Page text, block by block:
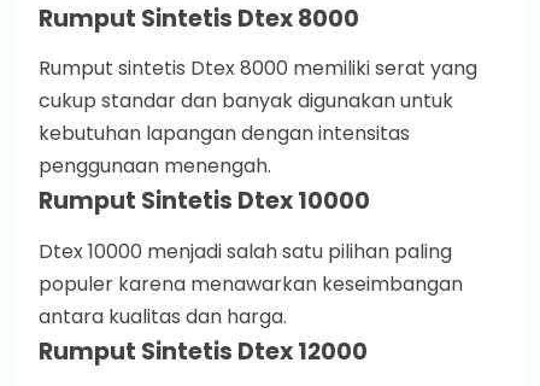
Rumput Sintetis Dtex 8000
Rumput sintetis Dtex 8000 memiliki serat yang
cukup standar dan banyak digunakan untuk
kebutuhan lapangan dengan intensitas
penggunaan menengah.
Rumput Sintetis Dtex 10000
Dtex 10000 menjadi salah satu pilihan paling
populer karena menawarkan keseimbangan
antara kualitas dan harga.
Rumput Sintetis Dtex 12000